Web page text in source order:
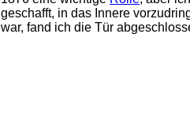
geschafft, in das Innere
war, fand ich die Tür